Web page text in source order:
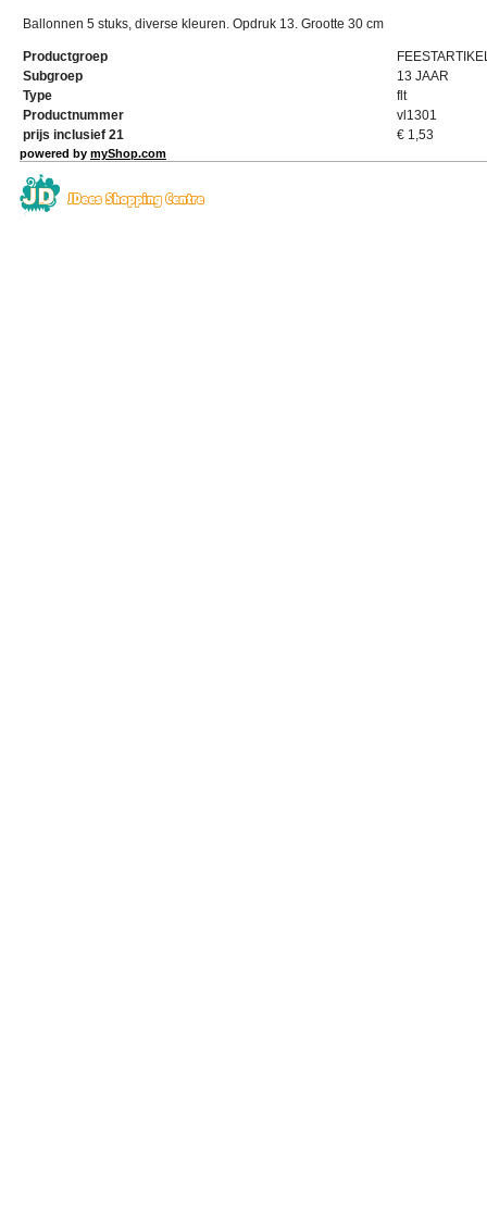
Ballonnen 5 stuks, diverse kleuren. Opdruk 13. Grootte 30 cm
Productgroep
Subgroep
13 JAAR
Type
flt
Productnummer
vl1301
prijs inclusief 21
€ 1,53
powered by myShop.com